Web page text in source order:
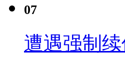
07
遭遇强制